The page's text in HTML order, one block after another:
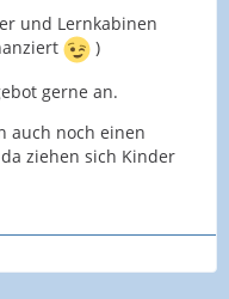
und Lernkabinen
)
gerne an.
auch noch einen
ziehen sich Kinder